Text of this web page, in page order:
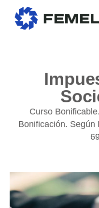
Curso
Bonificación. Según